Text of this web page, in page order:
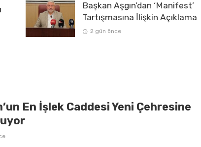
Başkan Aşgın’dan ‘Manifest’
Tartışmasına İlişkin Açıklama
2 gün önce
En İşlek Caddesi Yeni Çehresine